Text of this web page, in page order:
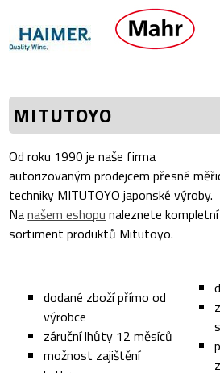
MITUTOYO
Od roku 1990 je naše firma
autorizovaným prodejcem přesné
techniky MITUTOYO japonské výroby.
Nanašem eshopu naleznete kompletní
sortiment produktů Mitutoyo.
dodané zboží přímo od
výrobce
záruční lhůty 12 měsíců
možnost zajištění